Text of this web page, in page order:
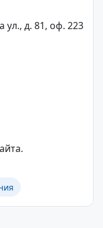
ул., д. 81, оф. 223